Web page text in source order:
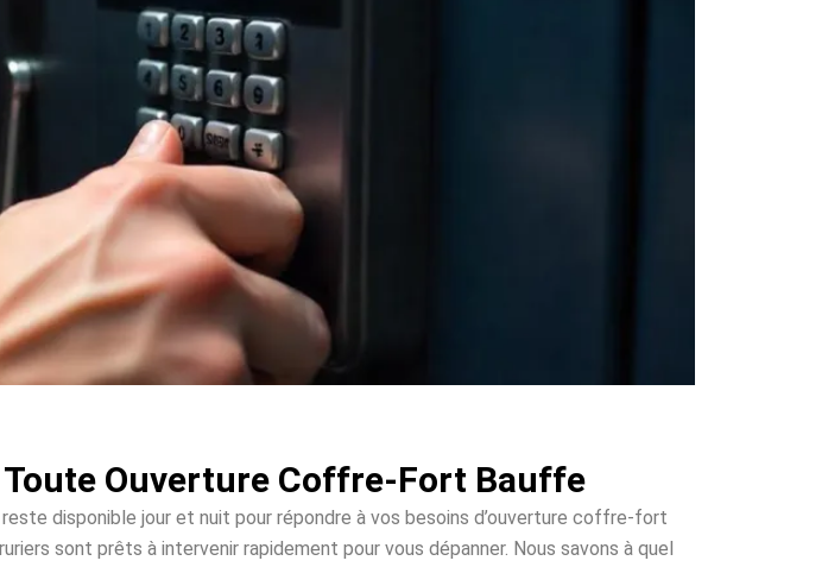
Ouverture Coffre-Fort Bauffe
disponible jour et nuit pour répondre à vos besoins d’ouverture coffre-fort
sont prêts à intervenir rapidement pour vous dépanner. Nous savons à quel